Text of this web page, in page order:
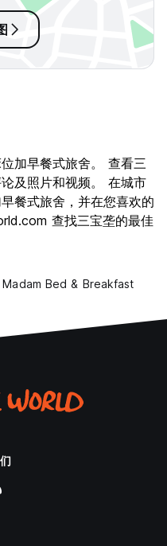
加早餐式旅舍。 查看三
及照片和视频。 在城市
餐式旅舍，并在您喜欢的
查找三宝垄的最佳
Madam Bed & Breakfast